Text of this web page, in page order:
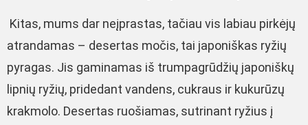
Kitas, mums dar neįprastas, tačiau vis labiau pirkėjų
atrandamas – desertas močis, tai japoniškas ryžių
pyragas. Jis gaminamas iš trumpagrūdžių japoniškų
lipnių ryžių, pridedant vandens, cukraus ir kukurūzų
krakmolo. Desertas ruošiamas, sutrinant ryžius į